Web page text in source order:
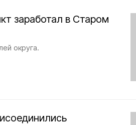
заработал в Старом
округа.